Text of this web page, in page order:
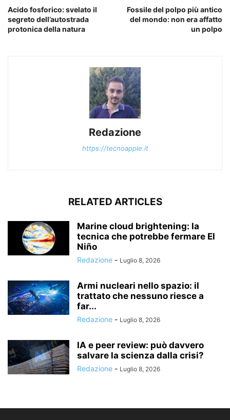
Acido fosforico: svelato il
segreto dell’autostrada
protonica della natura
Fossile del polpo più antico
del mondo: non era affatto
un polpo
Redazione
https://tecnoapple.it
RELATED ARTICLES
Marine cloud brightening: la
tecnica che potrebbe fermare El
Niño
Redazione - Luglio 8, 2026
Armi nucleari nello spazio: il
trattato che nessuno riesce a
far...
Redazione - Luglio 8, 2026
IA e peer review: può davvero
salvare la scienza dalla crisi?
Redazione - Luglio 8, 2026